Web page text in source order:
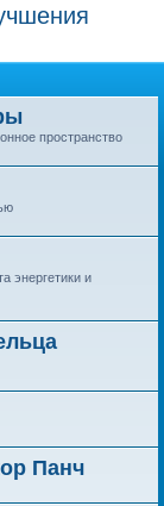
пространство
энергетики и
Панч